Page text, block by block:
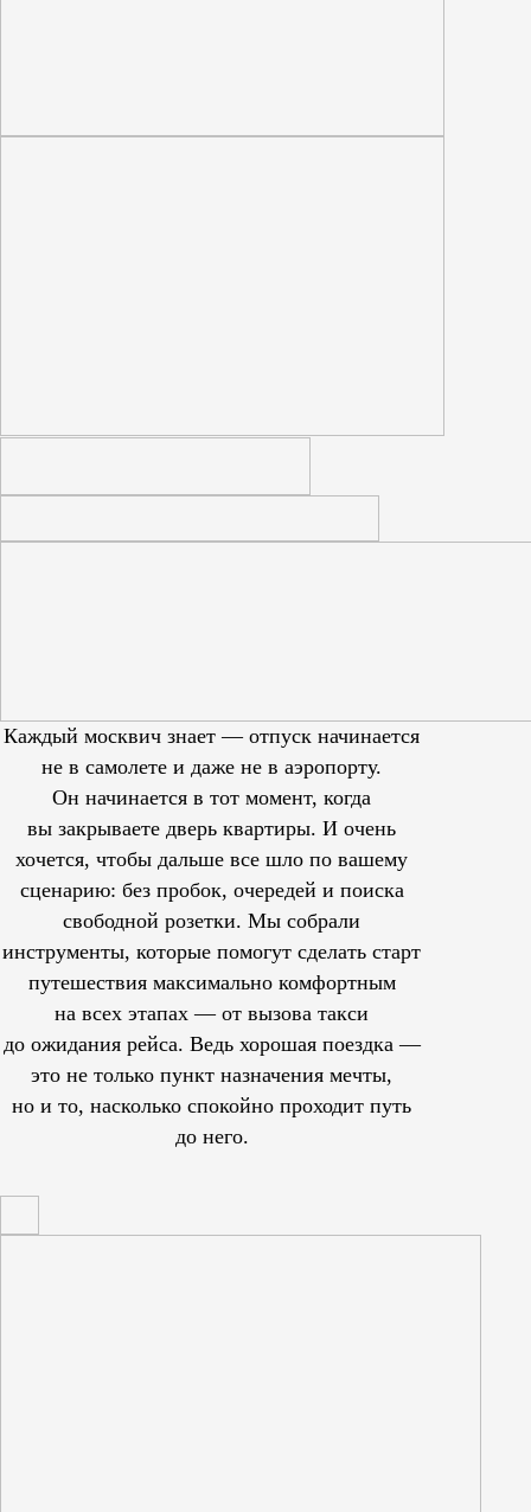
Каждый москвич знает — отпуск начинается
не в самолете и даже не в аэропорту.
Он начинается в тот момент, когда
вы закрываете дверь квартиры. И очень
хочется, чтобы дальше все шло по вашему
сценарию: без пробок, очередей и поиска
свободной розетки. Мы собрали
инструменты, которые помогут сделать старт
путешествия максимально комфортным
на всех этапах — от вызова такси
до ожидания рейса. Ведь хорошая поездка —
это не только пункт назначения мечты,
но и то, насколько спокойно проходит путь
до него.